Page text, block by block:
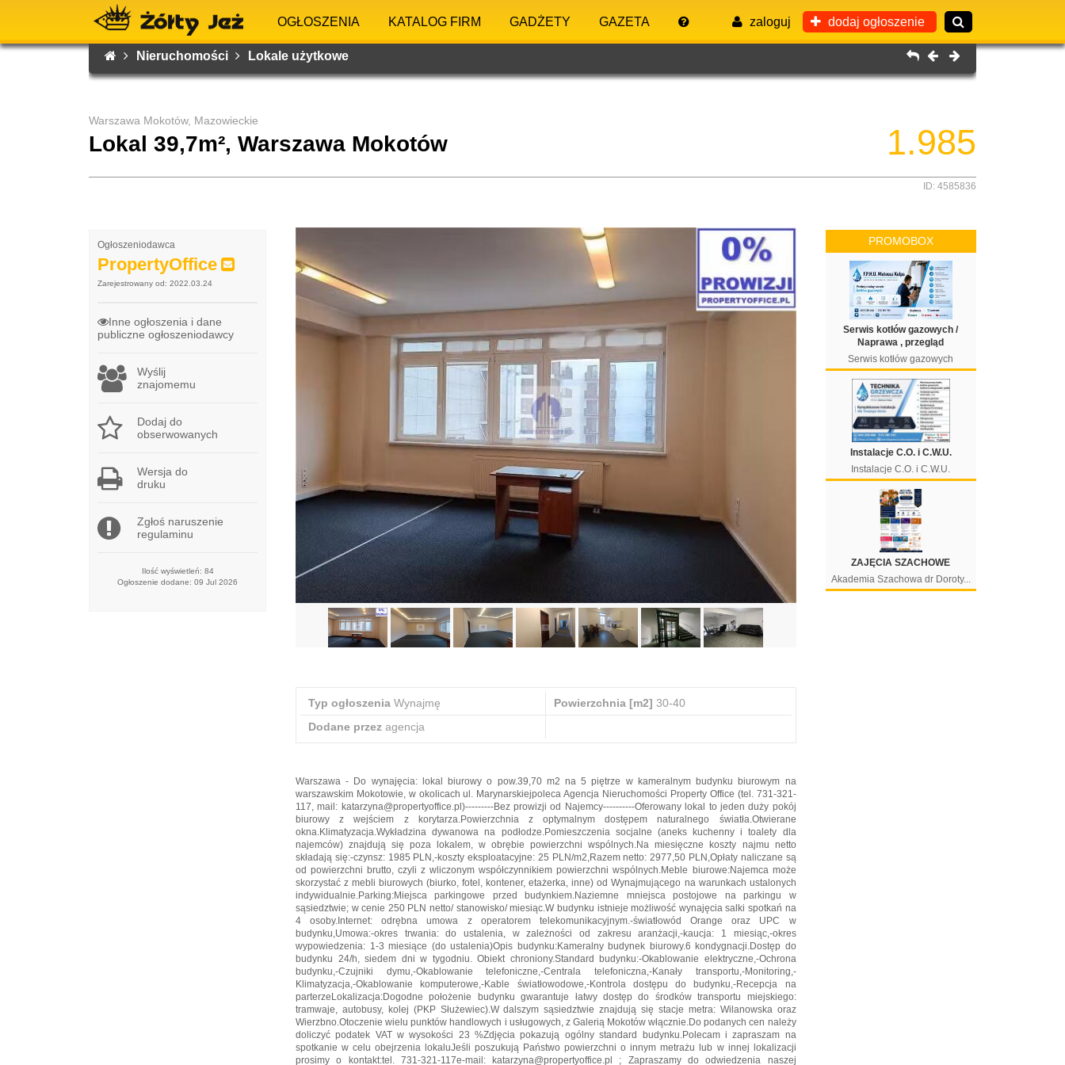
OGŁOSZENIA KATALOG FIRM GADŻETY GAZETA zaloguj dodaj ogłoszenie
Nieruchomości Lokale użytkowe
Warszawa Mokotów, Mazowieckie
Lokal 39,7m², Warszawa Mokotów 1.985
ID: 4585836
Typ ogłoszenia Wynajmę Powierzchnia [m2] 30-40
Dodane przez agencja
Warszawa - Do wynajęcia: lokal biurowy o pow.39,70 m2 na 5 piętrze w kameralnym budynku biurowym na
warszawskim Mokotowie, w okolicach ul. Marynarskiejpoleca Agencja Nieruchomości Property Office (tel. 731-321-
117, mail: katarzyna@propertyoffice.pl)---------Bez prowizji od Najemcy----------Oferowany lokal to jeden duży pokój
biurowy z wejściem z korytarza.Powierzchnia z optymalnym dostępem naturalnego światła.Otwierane
okna.Klimatyzacja.Wykładzina dywanowa na podłodze.Pomieszczenia socjalne (aneks kuchenny i toalety dla
najemców) znajdują się poza lokalem, w obrębie powierzchni wspólnych.Na miesięczne koszty najmu netto
składają się:-czynsz: 1985 PLN,-koszty eksploatacyjne: 25 PLN/m2,Razem netto: 2977,50 PLN,Opłaty naliczane są
od powierzchni brutto, czyli z wliczonym współczynnikiem powierzchni wspólnych.Meble biurowe:Najemca może
skorzystać z mebli biurowych (biurko, fotel, kontener, etażerka, inne) od Wynajmującego na warunkach ustalonych
indywidualnie.Parking:Miejsca parkingowe przed budynkiem.Naziemne mniejsca postojowe na parkingu w
sąsiedztwie; w cenie 250 PLN netto/ stanowisko/ miesiąc.W budynku istnieje możliwość wynajęcia salki spotkań na
4 osoby.Internet: odrębna umowa z operatorem telekomunikacyjnym.-światłowód Orange oraz UPC w
budynku,Umowa:-okres trwania: do ustalenia, w zależności od zakresu aranżacji,-kaucja: 1 miesiąc,-okres
wypowiedzenia: 1-3 miesiące (do ustalenia)Opis budynku:Kameralny budynek biurowy.6 kondygnacji.Dostęp do
budynku 24/h, siedem dni w tygodniu. Obiekt chroniony.Standard budynku:-Okablowanie elektryczne,-Ochrona
budynku,-Czujniki dymu,-Okablowanie telefoniczne,-Centrala telefoniczna,-Kanały transportu,-Monitoring,-
Klimatyzacja,-Okablowanie komputerowe,-Kable światłowodowe,-Kontrola dostępu do budynku,-Recepcja na
parterzeLokalizacja:Dogodne położenie budynku gwarantuje łatwy dostęp do środków transportu miejskiego:
tramwaje, autobusy, kolej (PKP Służewiec).W dalszym sąsiedztwie znajdują się stacje metra: Wilanowska oraz
Wierzbno.Otoczenie wielu punktów handlowych i usługowych, z Galerią Mokotów włącznie.Do podanych cen należy
doliczyć podatek VAT w wysokości 23 %Zdjęcia pokazują ogólny standard budynku.Polecam i zapraszam na
spotkanie w celu obejrzenia lokaluJeśli poszukują Państwo powierzchni o innym metrażu lub w innej lokalizacji
prosimy o kontakt:tel. 731-321-117e-mail: katarzyna@propertyoffice.pl ; Zapraszamy do odwiedzenia naszej
Ogłoszeniodawca
PropertyOffice
Zarejestrowany od: 2022.03.24
Inne ogłoszenia i dane
publiczne ogłoszeniodawcy
Wyślij
znajomemu
Dodaj do
obserwowanych
Wersja do
druku
Zgłoś naruszenie
regulaminu
Ilość wyświetleń: 84
Ogłoszenie dodane: 09 Jul 2026
PROMOBOX
Serwis kotłów gazowych /
Naprawa , przegląd
Serwis kotłów gazowych
Instalacje C.O. i C.W.U.
Instalacje C.O. i C.W.U.
ZAJĘCIA SZACHOWE
Akademia Szachowa dr Doroty...